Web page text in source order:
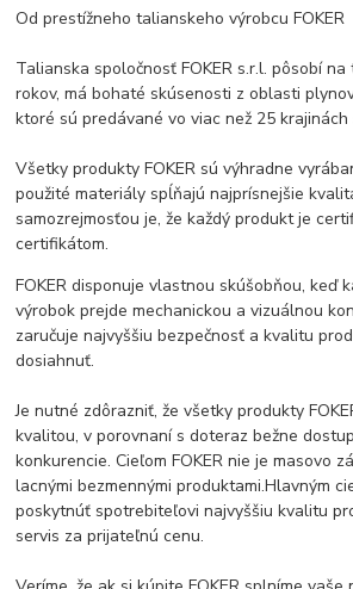
Od prestížneho talianskeho výrobcu FOKER
Talianska spoločnosť FOKER s.r.l. pôsobí
rokov, má bohaté skúsenosti z oblasti
ktoré sú predávané vo viac než 25 krajinách
Všetky produkty FOKER sú výhradne
použité materiály spĺňajú najprísnejšie
samozrejmosťou je, že každý produkt je
certifikátom.
FOKER disponuje vlastnou skúšobňou, keď
výrobok prejde mechanickou a vizuálnou
zaručuje najvyššiu bezpečnosť a kvalitu
dosiahnuť.
Je nutné zdôrazniť, že všetky produkty
kvalitou, v porovnaní s doteraz bežne
konkurencie. Cieľom FOKER nie je masovo
lacnými bezmennými produktami.Hlavným
poskytnúť spotrebiteľovi najvyššiu kvalitu
servis za prijateľnú cenu.